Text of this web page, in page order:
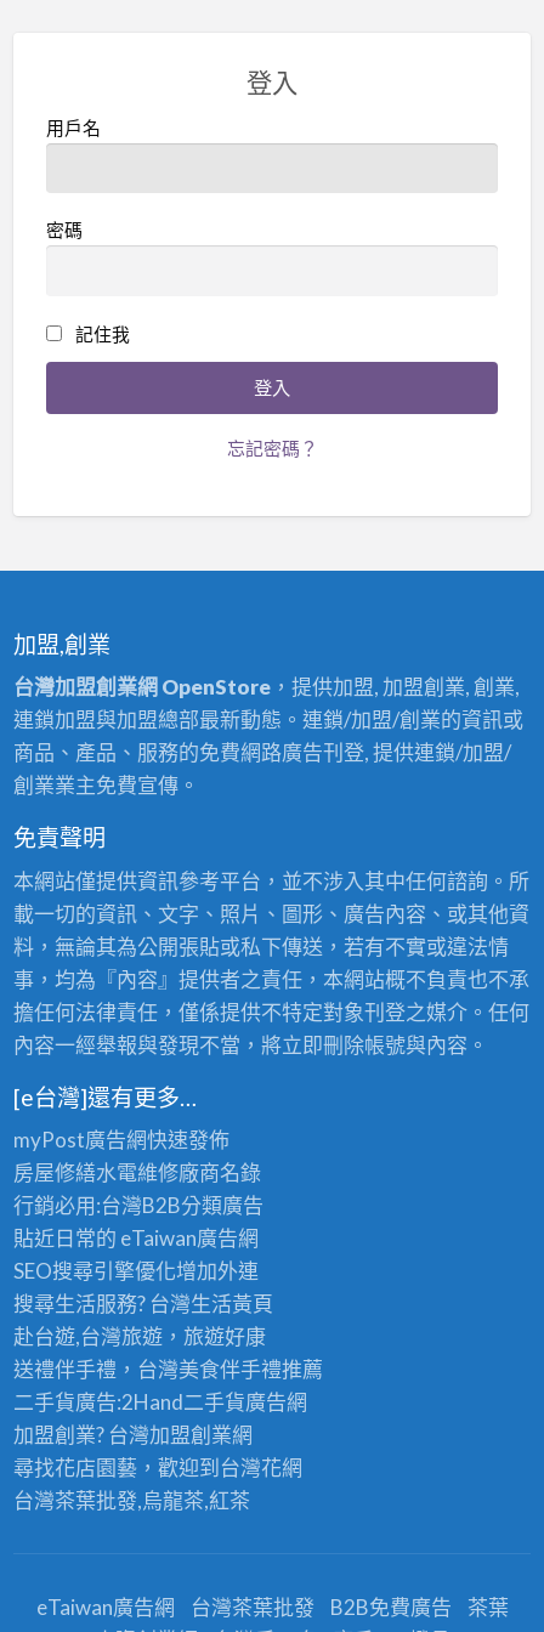
登入
用戶名
密碼
記住我
忘記密碼？
加盟,創業
台灣加盟創業網 OpenStore，提供加盟, 加盟創業, 創業,
連鎖加盟與加盟總部最新動態。連鎖/加盟/創業的資訊或
商品、產品、服務的免費網路廣告刊登, 提供連鎖/加盟/
創業業主免費宣傳。
免責聲明
本網站僅提供資訊參考平台，並不涉入其中任何諮詢。所
載一切的資訊、文字、照片、圖形、廣告內容、或其他資
料，無論其為公開張貼或私下傳送，若有不實或違法情
事，均為『內容』提供者之責任，本網站概不負責也不承
擔任何法律責任，僅係提供不特定對象刊登之媒介。任何
內容一經舉報與發現不當，將立即刪除帳號與內容。
[e台灣]還有更多…
myPost廣告網快速發佈
房屋修繕水電維修廠商名錄
行銷必用:台灣B2B分類廣告
貼近日常的 eTaiwan廣告網
SEO搜尋引擎優化增加外連
搜尋生活服務? 台灣生活黃頁
赴台遊,台灣旅遊，旅遊好康
送禮伴手禮，台灣美食伴手禮推薦
二手貨廣告:2Hand二手貨廣告網
加盟創業? 台灣加盟創業網
尋找花店園藝，歡迎到 台灣花網
台灣茶葉批發,烏龍茶,紅茶
eTaiwan廣告網 台灣茶葉批發 B2B免費廣告
茶葉